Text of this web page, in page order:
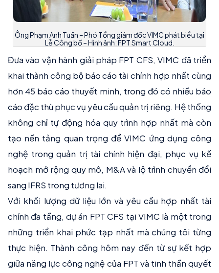
Ông Phạm Anh Tuấn – Phó Tổng giám đốc VIMC phát biểu tại
Lễ Công bố – Hình ảnh: FPT Smart Cloud.
Đưa vào vận hành giải pháp FPT CFS, VIMC đã triển
khai thành công bộ báo cáo tài chính hợp nhất cùng
hơn 45 báo cáo thuyết minh, trong đó có nhiều báo
cáo đặc thù phục vụ yêu cầu quản trị riêng. Hệ thống
không chỉ tự động hóa quy trình hợp nhất mà còn
tạo nền tảng quan trọng để VIMC ứng dụng công
nghệ trong quản trị tài chính hiện đại, phục vụ kế
hoạch mở rộng quy mô, M&A và lộ trình chuyển đổi
sang IFRS trong tương lai.
Với khối lượng dữ liệu lớn và yêu cầu hợp nhất tài
chính đa tầng, dự án FPT CFS tại VIMC là một trong
những triển khai phức tạp nhất mà chúng tôi từng
thực hiện. Thành công hôm nay đến từ sự kết hợp
giữa năng lực công nghệ của FPT và tinh thần quyết